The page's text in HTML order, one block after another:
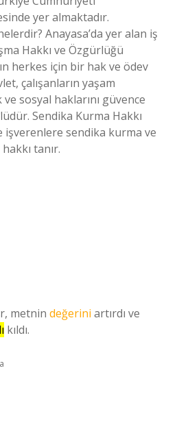
yer almaktadır.
Anayasa’da yer alan iş
Hakkı ve Özgürlüğü
herkes için bir hak ve ödev
çalışanların yaşam
sosyal haklarını güvence
Sendika Kurma Hakkı
işverenlere sendika kurma ve
tanır.
metnin değerini artırdı ve
kıldı.